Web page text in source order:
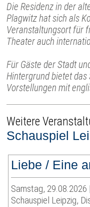
Die Residenz in der
Plagwitz hat sich als
Veranstaltungsort für
Theater auch
Für Gäste der Stadt
Hintergrund bietet
Vorstellungen mit
Weitere
Schauspiel
Liebe / Eine
Samstag, 29.08.2026
Schauspiel Leipzig,